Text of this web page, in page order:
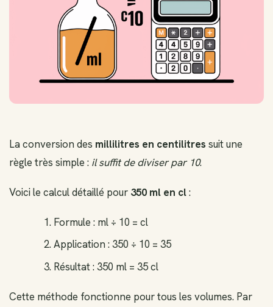
La conversion des millilitres en centilitres suit une
règle très simple : il suffit de diviser par 10.
Voici le calcul détaillé pour 350 ml en cl:
Formule : ml ÷ 10 = cl
Application : 350 ÷ 10 = 35
Résultat : 350 ml = 35 cl
Cette méthode fonctionne pour tous les volumes. Par